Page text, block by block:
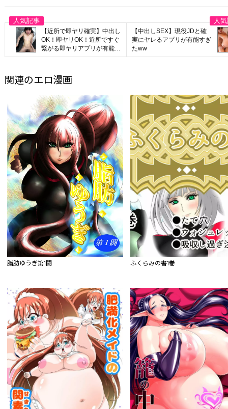
【近所で即ヤリ確実】中出し
OK！即ヤリOK！近所ですぐ
繋がる即ヤリアプリが有能す
ぎたwww
【中出しSEX】現役JDと確
実にヤレるアプリが有能すぎ
たww
関連のエロ漫画
脂肪ゆうぎ第1闘 ふくらみの書1巻